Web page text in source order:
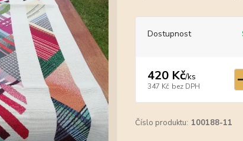
Dostupnost
420 Kč/ks
347 Kč bez DPH
Číslo produktu: 100188-11